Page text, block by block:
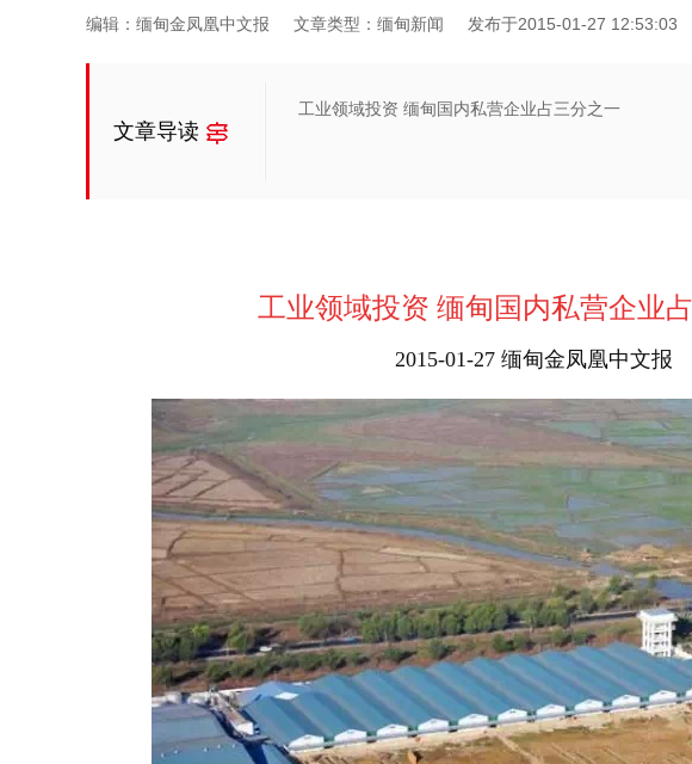
编辑：缅甸金凤凰中文报 文章类型：缅甸新闻 发布于2015-01-27 12:53:03
文章导读
工业领域投资 缅甸国内私营企业占三分之一
工业领域投资 缅甸国内私营企业
2015-01-27 缅甸金凤凰中文报